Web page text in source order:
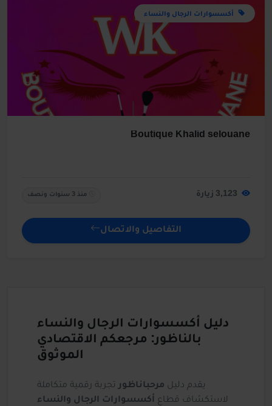
أكسسوارات الرجال والنساء
Boutique Khalid selouane
منذ 3 سنوات ونصف
التفاصيل والاتصال
دليل أكسسوارات الرجال والنساء
بالناظور: مرجعكم الاقتصادي
الموثوق
يقدم دليل مرحباناظورتجربة رقمية متكاملة
لاستكشاف قطاع أكسسوارات الرجال والنساء